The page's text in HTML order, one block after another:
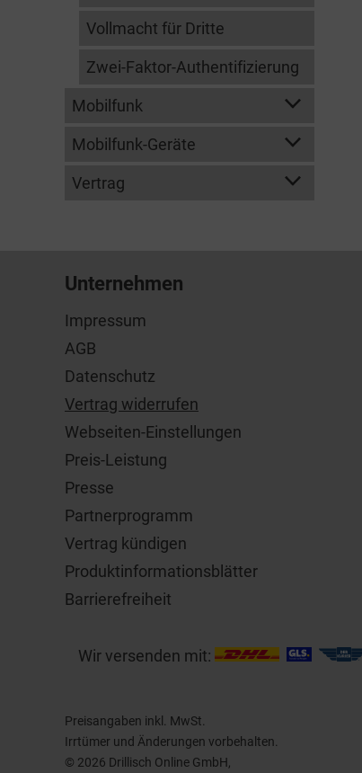
Vollmacht für Dritte
Zwei-Faktor-Authentifizierung
Mobilfunk
Mobilfunk-Geräte
Vertrag
Unternehmen
Impressum
AGB
Datenschutz
Vertrag widerrufen
Webseiten-Einstellungen
Preis-Leistung
Presse
Partnerprogramm
Vertrag kündigen
Produktinformationsblätter
Barrierefreiheit
Wir versenden mit:
Preisangaben inkl. MwSt.
Irrtümer und Änderungen vorbehalten.
© 2026 Drillisch Online GmbH,